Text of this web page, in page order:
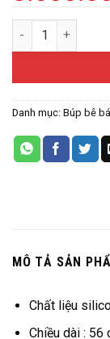
Búp bê bán thân
Danh mục: Búp bê
MÔ TẢ SẢN
Chất liệu
Chiều dài : 56